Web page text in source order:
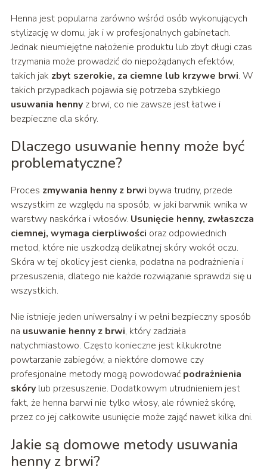
Henna jest popularna zarówno wśród osób wykonujących
stylizację w domu, jak i w profesjonalnych gabinetach.
Jednak nieumiejętne nałożenie produktu lub zbyt długi czas
trzymania może prowadzić do niepożądanych efektów,
takich jak zbyt szerokie, za ciemne lub krzywe brwi. W
takich przypadkach pojawia się potrzeba szybkiego
usuwania hennyz brwi, co nie zawsze jest łatwe i
bezpieczne dla skóry.
Dlaczego usuwanie henny może być
problematyczne?
Proces zmywania henny z brwi bywa trudny, przede
wszystkim ze względu na sposób, w jaki barwnik wnika w
warstwy naskórka i włosów. Usunięcie henny, zwłaszcza
ciemnej, wymaga cierpliwości oraz odpowiednich
metod, które nie uszkodzą delikatnej skóry wokół oczu.
Skóra w tej okolicy jest cienka, podatna na podrażnienia i
przesuszenia, dlatego nie każde rozwiązanie sprawdzi się u
wszystkich.
Nie istnieje jeden uniwersalny i w pełni bezpieczny sposób
na usuwanie henny z brwi, który zadziała
natychmiastowo. Często konieczne jest kilkukrotne
powtarzanie zabiegów, a niektóre domowe czy
profesjonalne metody mogą powodować podrażnienia
skórylub przesuszenie. Dodatkowym utrudnieniem jest
fakt, że henna barwi nie tylko włosy, ale również skórę,
przez co jej całkowite usunięcie może zająć nawet kilka dni.
Jakie są domowe metody usuwania
henny z brwi?